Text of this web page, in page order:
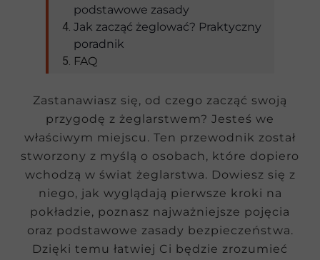
Zastanawiasz się, od czego zacząć swoją
przygodę z żeglarstwem? Jesteś we
właściwym miejscu. Ten przewodnik został
stworzony z myślą o osobach, które dopiero
wchodzą w świat żeglarstwa. Dowiesz się z
niego, jak wyglądają pierwsze kroki na
pokładzie, poznasz najważniejsze pojęcia
oraz podstawowe zasady bezpieczeństwa.
Dzięki temu łatwiej Ci będzie zrozumieć
podstawowe zasady
Jak zacząć żeglować? Praktyczny
poradnik
FAQ